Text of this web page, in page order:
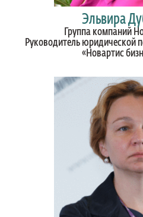
Эльвира
Группа компаний
Руководитель юридической
«Новартис